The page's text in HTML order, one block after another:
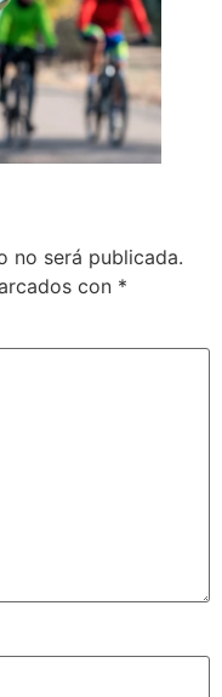
no será publicada.
con *